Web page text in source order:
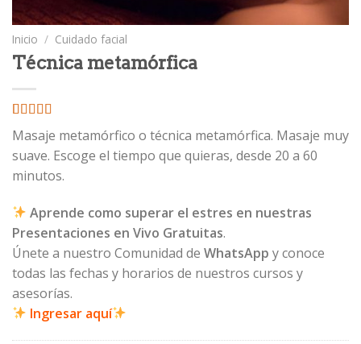
Inicio / Cuidado facial
Técnica metamórfica
Valorado
con3.50
de 5 en
2
valoraciones
clientes
Masaje metamórfico o técnica metamórfica. Masaje muy
suave. Escoge el tiempo que quieras, desde 20 a 60
minutos.
Aprende como superar el estres en nuestras
Presentaciones en Vivo Gratuitas.
Únete a nuestro Comunidad de WhatsApp y conoce
todas las fechas y horarios de nuestros cursos y
asesorías.
Ingresar aquí